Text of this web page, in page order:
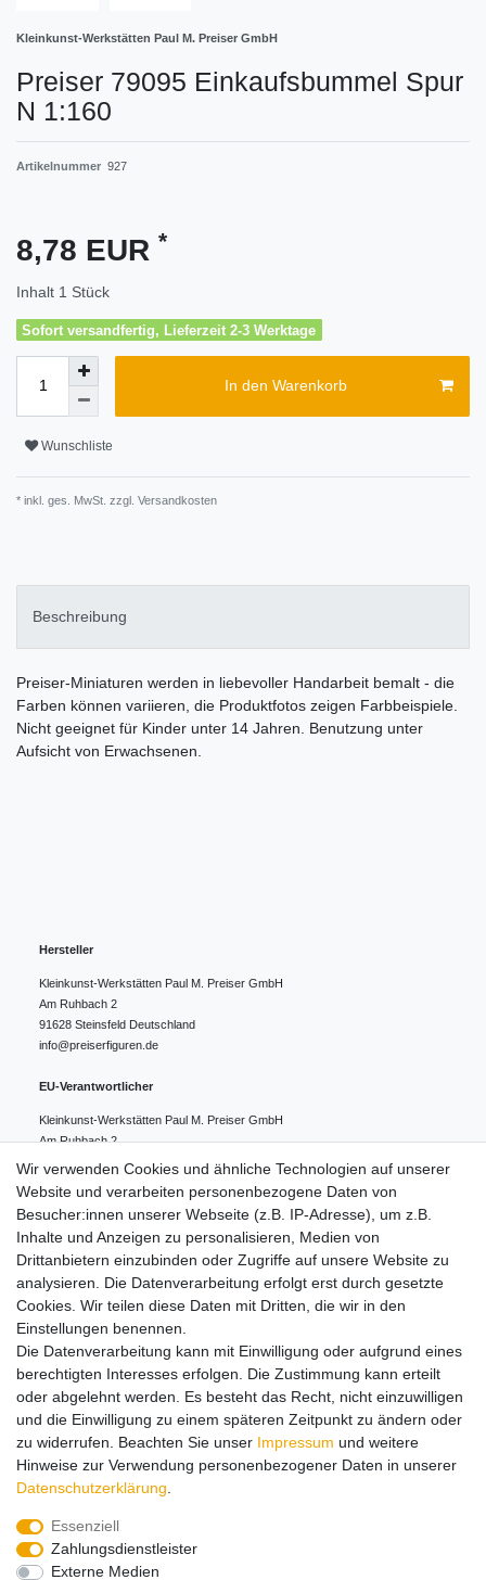
Kleinkunst-Werkstätten Paul M. Preiser GmbH
Preiser 79095 Einkaufsbummel Spur
N 1:160
Artikelnummer 927
8,78 EUR *
Inhalt 1 Stück
Sofort versandfertig, Lieferzeit 2-3 Werktage
In den Warenkorb
Wunschliste
* inkl. ges. MwSt. zzgl. Versandkosten
Beschreibung
Preiser-Miniaturen werden in liebevoller Handarbeit bemalt - die
Farben können variieren, die Produktfotos zeigen Farbbeispiele.
Nicht geeignet für Kinder unter 14 Jahren. Benutzung unter
Aufsicht von Erwachsenen.
Hersteller
Kleinkunst-Werkstätten Paul M. Preiser GmbH
Am Ruhbach 2
91628 Steinsfeld Deutschland
info@preiserfiguren.de
EU-Verantwortlicher
Kleinkunst-Werkstätten Paul M. Preiser GmbH
Am Ruhbach 2
Steinsfeld
Deutschland
Hinweise zur Batterieentsorgung
Lieferung und Versand
Impressum Daten­schutz­erklärung AGB
Barrierefreiheitserklärung
Vertrag widerrufen
Wir verwenden Cookies und ähnliche Technologien auf unserer
Website und verarbeiten personenbezogene Daten von
Besucher:innen unserer Webseite (z.B. IP-Adresse), um z.B.
Inhalte und Anzeigen zu personalisieren, Medien von
Drittanbietern einzubinden oder Zugriffe auf unsere Website zu
analysieren. Die Datenverarbeitung erfolgt erst durch gesetzte
Cookies. Wir teilen diese Daten mit Dritten, die wir in den
Einstellungen benennen.
Die Datenverarbeitung kann mit Einwilligung oder aufgrund eines
berechtigten Interesses erfolgen. Die Zustimmung kann erteilt
oder abgelehnt werden. Es besteht das Recht, nicht einzuwilligen
und die Einwilligung zu einem späteren Zeitpunkt zu ändern oder
zu widerrufen. Beachten Sie unser Impressum und weitere
Hinweise zur Verwendung personenbezogener Daten in unserer
Daten­schutz­erklärung
Essenziell
Zahlungsdienstleister
Externe Medien